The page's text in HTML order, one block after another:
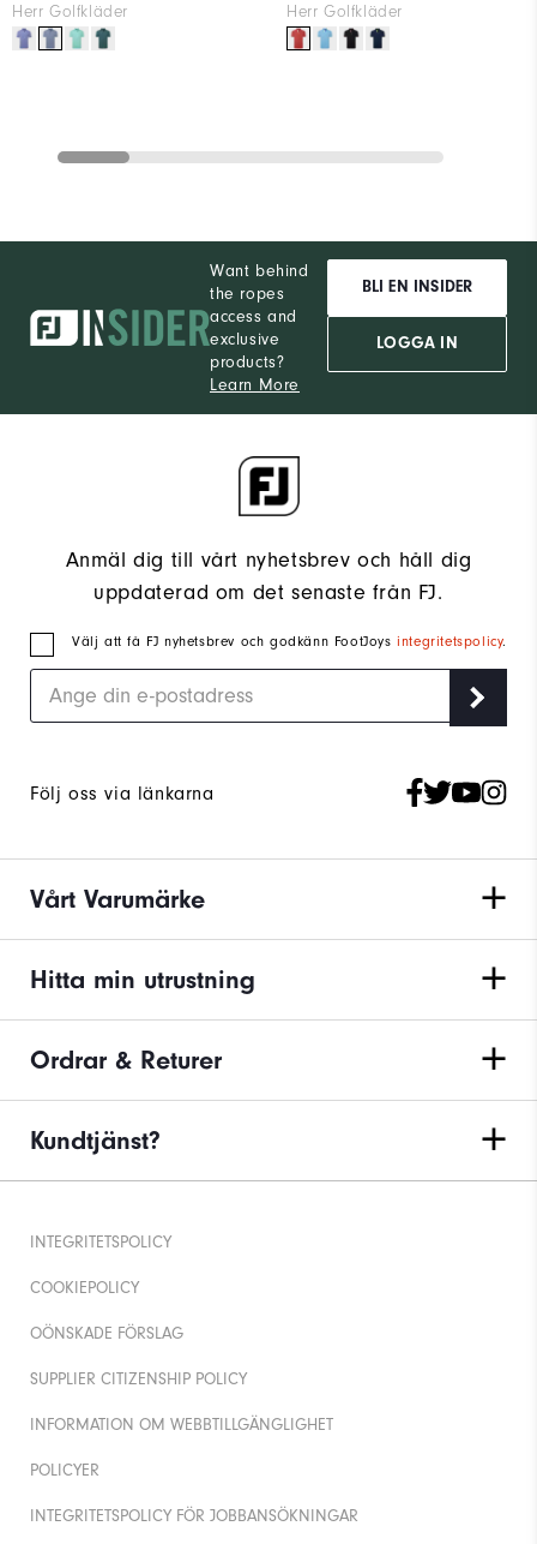
Herr Golfkläder Herr Golfkläder
Want behind
the ropes
access and
exclusive
products?
Learn More
BLI EN INSIDER
LOGGA IN
Anmäl dig till vårt nyhetsbrev och håll dig
uppdaterad om det senaste från FJ.
Välj att få FJ nyhetsbrev och godkänn FootJoysintegritetspolicy.
Följ oss via länkarna
Vårt Varumärke
Hitta min utrustning
Ordrar & Returer
Kundtjänst?
INTEGRITETSPOLICY
COOKIEPOLICY
OÖNSKADE FÖRSLAG
SUPPLIER CITIZENSHIP POLICY
INFORMATION OM WEBBTILLGÄNGLIGHET
POLICYER
INTEGRITETSPOLICY FÖR JOBBANSÖKNINGAR